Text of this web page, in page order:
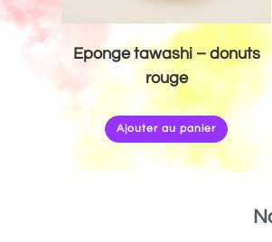
Eponge tawashi – donuts
rouge
Ajouter au panier